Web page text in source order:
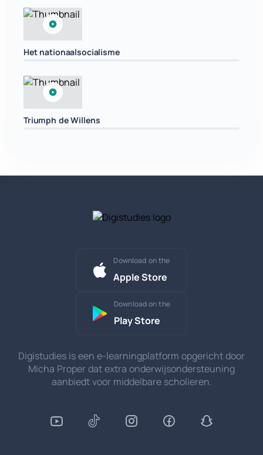
Het nationaalsocialisme
Triumph de Willens
Download on the
Apple Store
Download on the
Play Store
Digistudies is een e-learningplatform opgericht door
Micha Proper dat extra onderwijsondersteuning
aanbiedt voor middelbare scholieren.